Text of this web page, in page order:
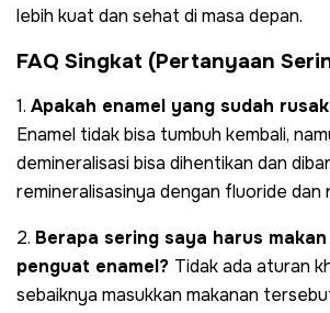
lebih kuat dan sehat di masa depan.
FAQ Singkat (Pertanyaan
1. Apakah enamel yang sudah
Enamel tidak bisa tumbuh kembali,
demineralisasi bisa dihentikan dan
remineralisasinya dengan fluoride
2. Berapa sering saya harus
penguat enamel? Tidak ada aturan
sebaiknya masukkan makanan